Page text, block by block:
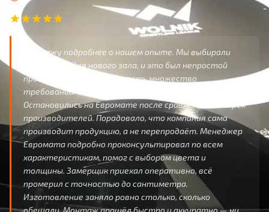
Расскажу подробнее о нашем опыте. Мы выбирали
ролл-маты для нового зала, и это был непростой
процесс — нужно было учесть множество
требований: от безопасности до эстетики.
Остановились на Евромате после сравнения четырёх
производителей. Порадовало, что компания сама
производит продукцию, а не перепродаёт. Менеджер
Евромата подробно проконсультировал по всем
характеристикам, помог с выбором цвета и
толщины. Замерщик приехал оперативно, всё
промерил с точностью до сантиметра.
Изготовление заняло ровно столько, сколько
обещали. Монтаж прошёл быстро и аккуратно — ни